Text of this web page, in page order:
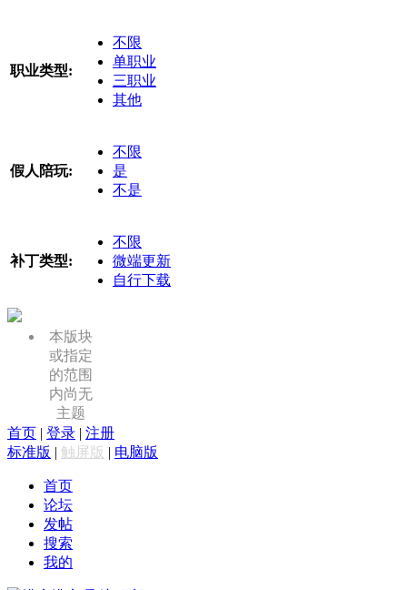
职业类型:
不限
单职业
三职业
其他
假人陪玩:
不限
是
不是
补丁类型:
不限
微端更新
自行下载
本版块
或指定
的范围
内尚无
主题
首页 | 登录 | 注册
标准版 | 触屏版 | 电脑版
首页
论坛
发帖
搜索
我的